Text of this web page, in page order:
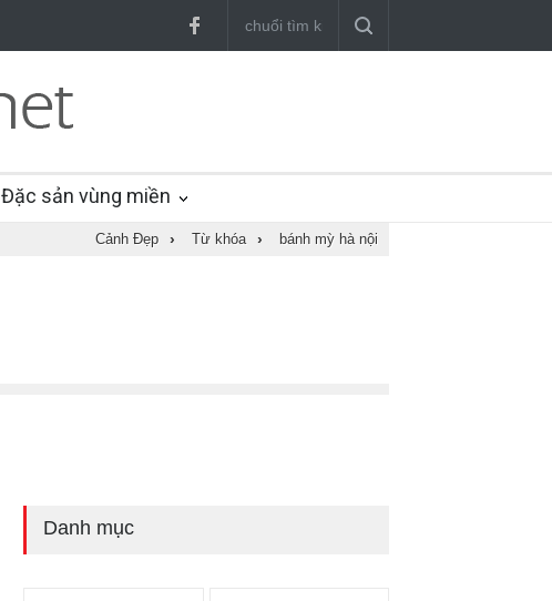
Đặc sản vùng miền
Cảnh Đẹp › Từ khóa › bánh mỳ hà nội
Danh mục